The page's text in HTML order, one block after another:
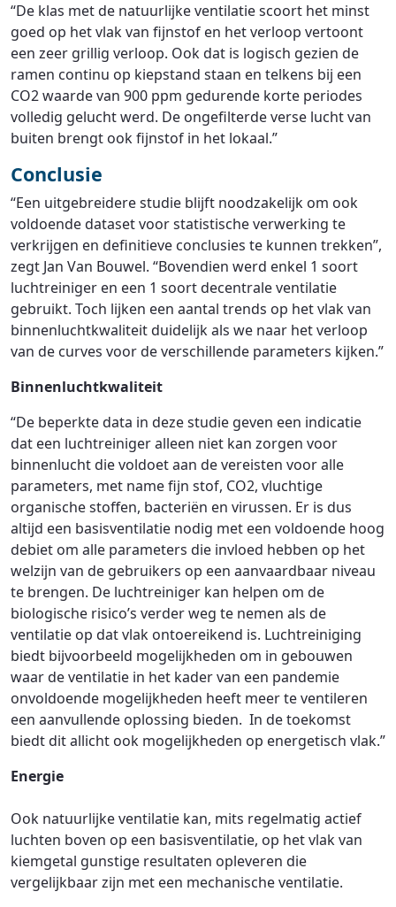
“De klas met de natuurlijke ventilatie scoort het minst
goed op het vlak van fijnstof en het verloop vertoont
een zeer grillig verloop. Ook dat is logisch gezien de
ramen continu op kiepstand staan en telkens bij een
CO2 waarde van 900 ppm gedurende korte periodes
volledig gelucht werd. De ongefilterde verse lucht van
buiten brengt ook fijnstof in het lokaal.”
Conclusie
“Een uitgebreidere studie blijft noodzakelijk om ook
voldoende dataset voor statistische verwerking te
verkrijgen en definitieve conclusies te kunnen trekken”,
zegt Jan Van Bouwel. “Bovendien werd enkel 1 soort
luchtreiniger en een 1 soort decentrale ventilatie
gebruikt. Toch lijken een aantal trends op het vlak van
binnenluchtkwaliteit duidelijk als we naar het verloop
van de curves voor de verschillende parameters kijken.”
Binnenluchtkwaliteit
“De beperkte data in deze studie geven een indicatie
dat een luchtreiniger alleen niet kan zorgen voor
binnenlucht die voldoet aan de vereisten voor alle
parameters, met name fijn stof, CO2, vluchtige
organische stoffen, bacteriën en virussen. Er is dus
altijd een basisventilatie nodig met een voldoende hoog
debiet om alle parameters die invloed hebben op het
welzijn van de gebruikers op een aanvaardbaar niveau
te brengen. De luchtreiniger kan helpen om de
biologische risico’s verder weg te nemen als de
ventilatie op dat vlak ontoereikend is. Luchtreiniging
biedt bijvoorbeeld mogelijkheden om in gebouwen
waar de ventilatie in het kader van een pandemie
onvoldoende mogelijkheden heeft meer te ventileren
een aanvullende oplossing bieden. In de toekomst
biedt dit allicht ook mogelijkheden op energetisch vlak.”
Energie
Ook natuurlijke ventilatie kan, mits regelmatig actief
luchten boven op een basisventilatie, op het vlak van
kiemgetal gunstige resultaten opleveren die
vergelijkbaar zijn met een mechanische ventilatie.